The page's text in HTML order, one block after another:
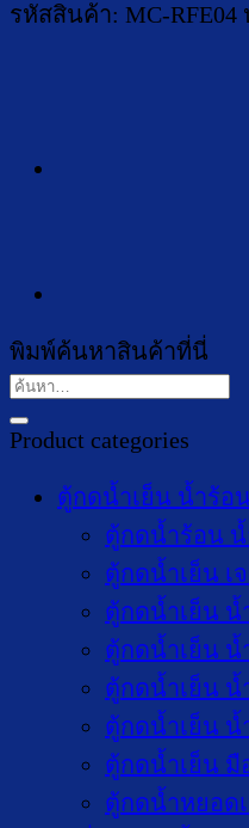
รหัสสินค้า: MC-RFE04
พิมพ์ค้นหาสินค้าที่นี่
ค้นหา:
Product categories
ตู้กดน้ำเย็น น้ำร้อน
ตู้กดน้ำร้อน น้
ตู้กดน้ำเย็น เ
ตู้กดน้ำเย็น น้
ตู้กดน้ำเย็น น้
ตู้กดน้ำเย็น น้
ตู้กดน้ำเย็น น้
ตู้กดน้ำเย็น มื
ตู้กดน้ำหยอด